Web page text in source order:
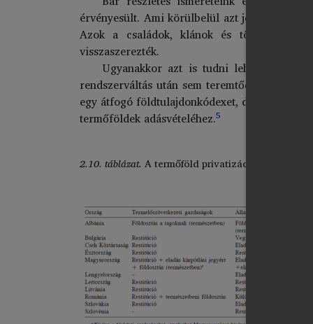
érvényesült. Ami körülbelül azt jelentette,
Azok a családok, klánok és törzsek,
visszaszerezték.
Ugyanakkor azt is tudni lehet, hogy
rendszerváltás után sem teremtődött meg a
egy átfogó földtulajdonkódexet, de mivel a
termőföldek adásvételéhez.5
2.10. táblázat. A termőföld privatizációja néhány